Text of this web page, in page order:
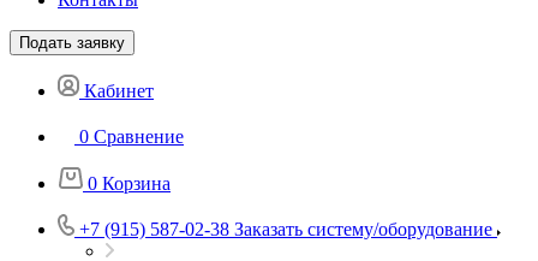
Подать заявку
Кабинет
0 Сравнение
0 Корзина
+7 (915) 587-02-38 Заказать систему/оборудование